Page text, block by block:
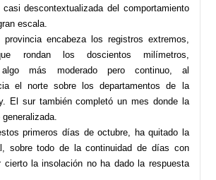
descontextualizada del comportamiento
escala.
encabeza los registros extremos,
rondan los doscientos milímetros,
algo más moderado pero continuo, al
el norte sobre los departamentos de la
El sur también completó un mes donde la
primeros días de octubre, ha quitado la
sobre todo de la continuidad de días con
cierto la insolación no ha dado la respuesta